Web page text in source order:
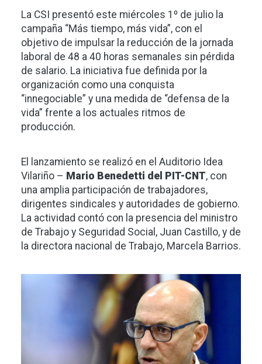
La CSI presentó este miércoles 1º de julio la
campaña “Más tiempo, más vida”, con el
objetivo de impulsar la reducción de la jornada
laboral de 48 a 40 horas semanales sin pérdida
de salario. La iniciativa fue definida por la
organización como una conquista
“innegociable” y una medida de “defensa de la
vida” frente a los actuales ritmos de
producción.
El lanzamiento se realizó en el Auditorio Idea
Vilariño – Mario Benedetti del PIT-CNT, con
una amplia participación de trabajadores,
dirigentes sindicales y autoridades de gobierno.
La actividad contó con la presencia del ministro
de Trabajo y Seguridad Social, Juan Castillo, y de
la directora nacional de Trabajo, Marcela Barrios.